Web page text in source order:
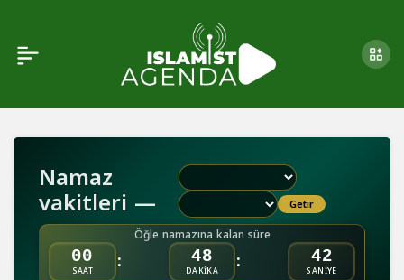
Namaz
vakitleri — Getir
Öğle namazına kalan süre
00
SAAT : 48
DAKİKA : 42
SANİYE
Görevi Başındaki
Almasına Tepkili